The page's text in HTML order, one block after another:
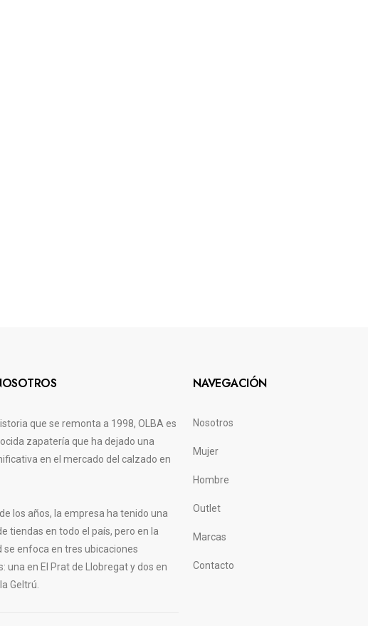
que se remonta a 1998, OLBA es
zapatería que ha dejado una
en el mercado del calzado en
los años, la empresa ha tenido una
tiendas en todo el país, pero en la
se enfoca en tres ubicaciones
una en El Prat de Llobregat y dos en
Geltrú.
NAVEGACIÓN
Nosotros
Mujer
Hombre
Outlet
Marcas
Contacto